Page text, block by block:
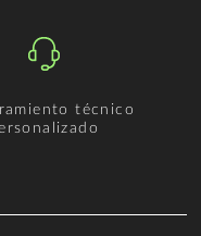
técnico